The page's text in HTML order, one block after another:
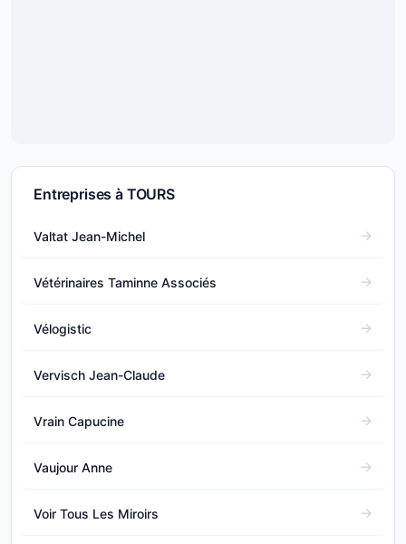
Entreprises à TOURS
Valtat Jean-Michel
Vétérinaires Taminne Associés
Vélogistic
Vervisch Jean-Claude
Vrain Capucine
Vaujour Anne
Voir Tous Les Miroirs